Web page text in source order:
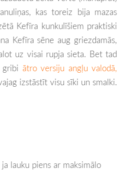
kas toreiz bija mazas
Kefīra kunkulīšiem praktiski
Kefīra sēne aug griezdamās,
uz visai rupja sieta. Bet tad
ātro versiju angļu valodā,
izstāstīt visu sīki un smalki.
lauku piens ar maksimālo